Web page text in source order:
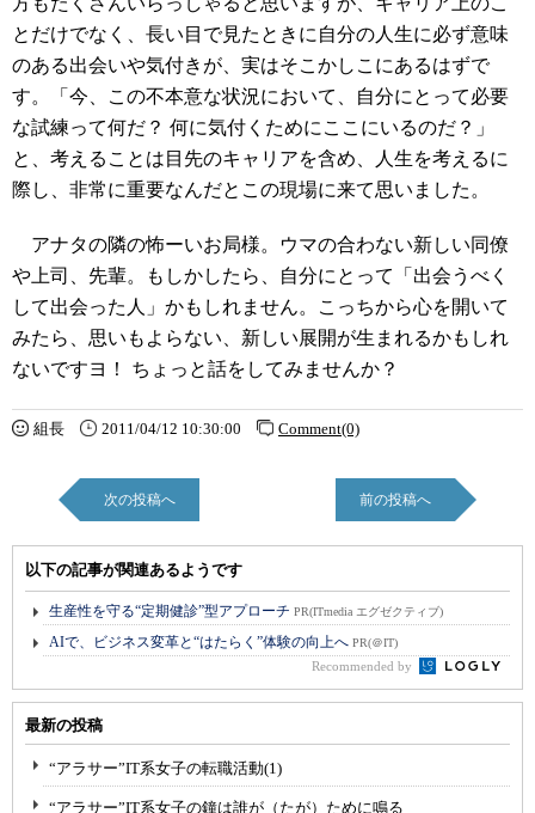
とだけでなく、長い目で見たときに自分の人生に必ず意味
のある出会いや気付きが、実はそこかしこにあるはずで
す。「今、この不本意な状況において、自分にとって必要
な試練って何だ？ 何に気付くためにここにいるのだ？」
と、考えることは目先のキャリアを含め、人生を考えるに
際し、非常に重要なんだとこの現場に来て思いました。
アナタの隣の怖ーいお局様。ウマの合わない新しい同僚
や上司、先輩。もしかしたら、自分にとって「出会うべく
して出会った人」かもしれません。こっちから心を開いて
みたら、思いもよらない、新しい展開が生まれるかもしれ
ないですヨ！ ちょっと話をしてみませんか？
組長 2011/04/12 10:30:00 Comment(0)
次の投稿へ 前の投稿へ
以下の記事が関連あるようです
生産性を守る“定期健診”型アプローチ PR(ITmedia エグゼクティブ)
AIで、ビジネス変革と“はたらく”体験の向上へ PR(＠IT)
Recommended by
最新の投稿
“アラサー”IT系女子の転職活動(1)
“アラサー”IT系女子の鐘は誰が（たが）ために鳴る